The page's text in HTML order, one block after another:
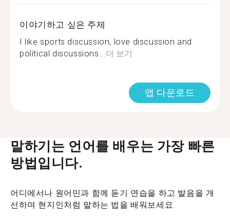
이야기하고 싶은 주제
I like sports discussion, love discussion and
political discussions... 더 보기
앱 다운로드
말하기는 언어를 배우는 가장 빠른
방법입니다.
어디에서나 원어민과 함께 듣기 연습을 하고 발음을 개
선하며 현지인처럼 말하는 법을 배워보세요.